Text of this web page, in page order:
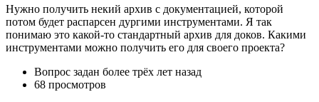
Нужно получить некий архив с документацией, которой
потом будет распарсен дургими инструментами. Я так
понимаю это какой-то стандартный архив для доков. Какими
инструментами можно получить его для своего проекта?
Вопрос задан более трёх лет назад
68 просмотров